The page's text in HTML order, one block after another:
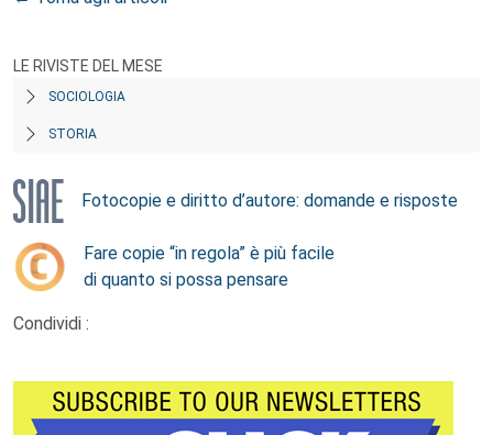
LE RIVISTE DEL MESE
SOCIOLOGIA
STORIA
Fotocopie e diritto d’autore: domande e risposte
Fare copie “in regola” è più facile
di quanto si possa pensare
Condividi :